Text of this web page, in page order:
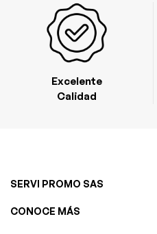
Excelente
Calidad
SERVI PROMO SAS
CONOCE MÁS